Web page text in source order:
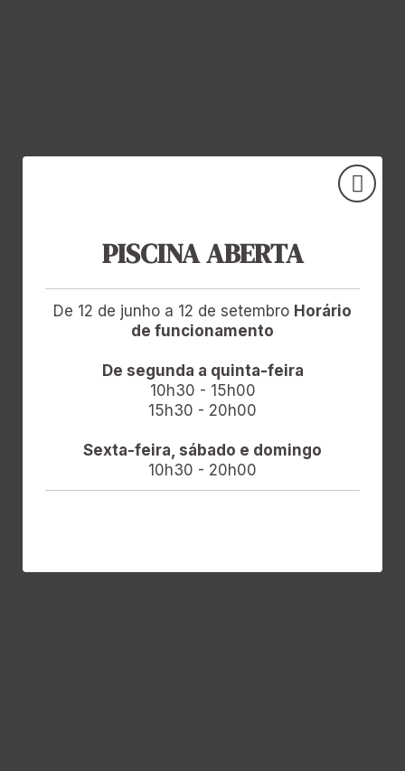
PISCINA ABERTA
De 12 de junho a 12 de setembro Horário
de funcionamento
De segunda a quinta-feira
10h30 - 15h00
15h30 - 20h00
Sexta-feira, sábado e domingo
10h30 - 20h00